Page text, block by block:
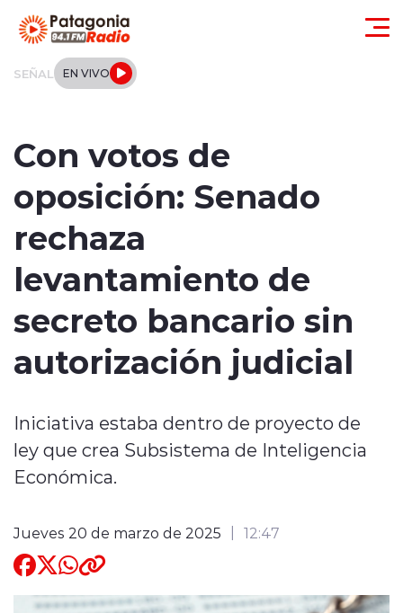
SEÑAL EN VIVO
Internacional
Deportes
Quienes Somos
Con votos de
oposición: Senado
rechaza
levantamiento de
secreto bancario sin
autorización judicial
Iniciativa estaba dentro de proyecto de
ley que crea Subsistema de Inteligencia
Económica.
Jueves 20 de marzo de 2025 12:47